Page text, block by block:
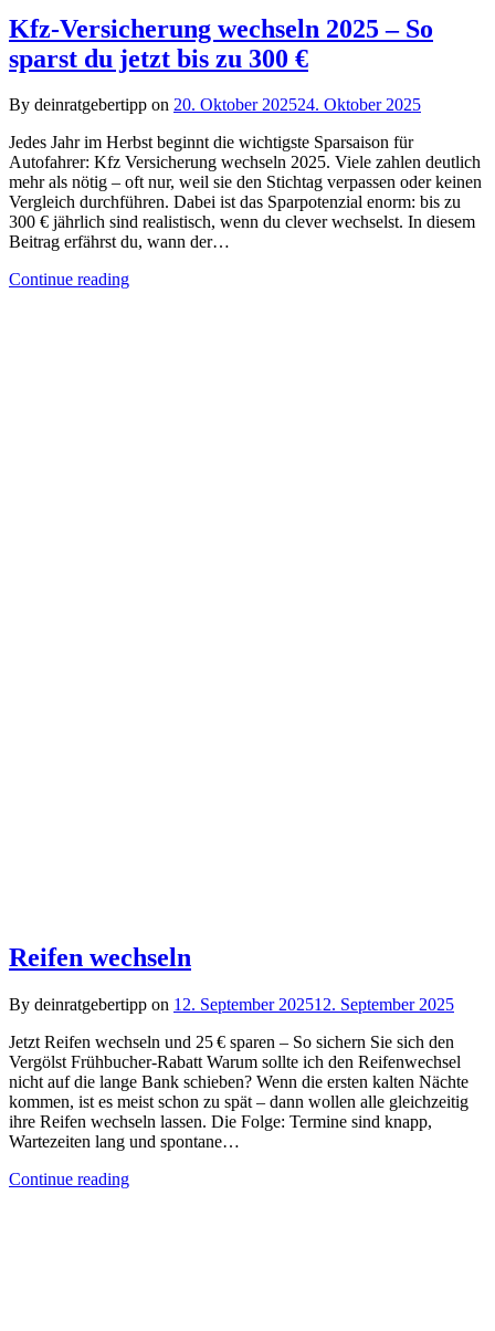
Kfz-Versicherung wechseln 2025 – So
sparst du jetzt bis zu 300 €
By deinratgebertipp on 20. Oktober 202524. Oktober 2025
Jedes Jahr im Herbst beginnt die wichtigste Sparsaison für
Autofahrer: Kfz Versicherung wechseln 2025. Viele zahlen deutlich
mehr als nötig – oft nur, weil sie den Stichtag verpassen oder keinen
Vergleich durchführen. Dabei ist das Sparpotenzial enorm: bis zu
300 € jährlich sind realistisch, wenn du clever wechselst. In diesem
Beitrag erfährst du, wann der…
Continue reading
Reifen wechseln
By deinratgebertipp on 12. September 202512. September 2025
Jetzt Reifen wechseln und 25 € sparen – So sichern Sie sich den
Vergölst Frühbucher-Rabatt Warum sollte ich den Reifenwechsel
nicht auf die lange Bank schieben? Wenn die ersten kalten Nächte
kommen, ist es meist schon zu spät – dann wollen alle gleichzeitig
ihre Reifen wechseln lassen. Die Folge: Termine sind knapp,
Wartezeiten lang und spontane…
Continue reading